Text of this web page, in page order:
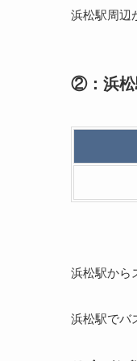
浜松駅周辺
②：浜松
浜松駅から
浜松駅でバ